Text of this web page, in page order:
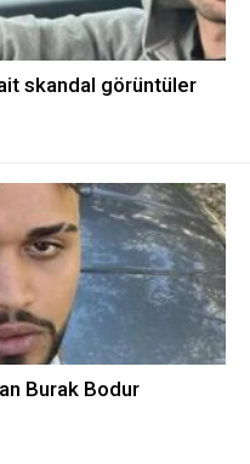
ait skandal görüntüler
Burak Bodur